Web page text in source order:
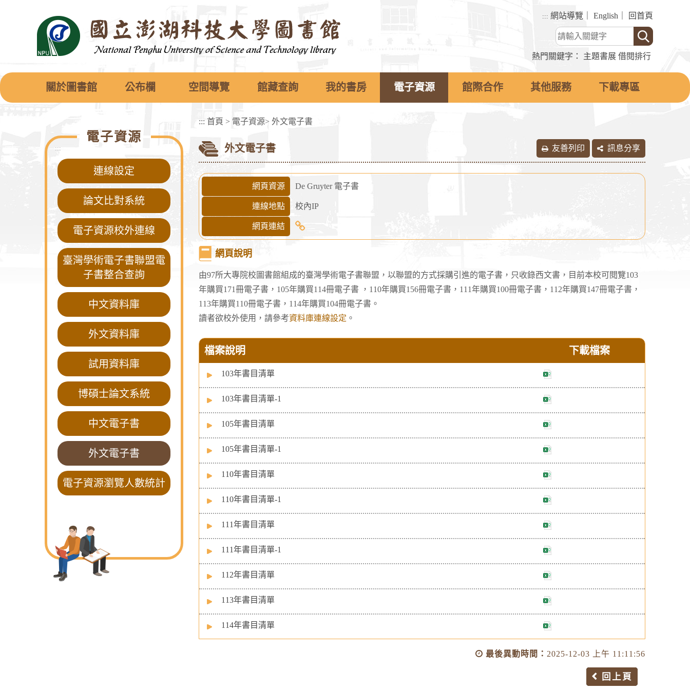
區
塊
::: 網站導覽 English 回首頁
熱門關鍵字： 主題書展 借閱排行
關於圖書館 公布欄 空間導覽 館藏查詢 我的書房 電子資源 館際合作 其他服務 下載專區
:::
電子資源
連線設定
論文比對系統
電子資源校外連線
臺灣學術電子書聯盟電
子書整合查詢
中文資料庫
外文資料庫
試用資料庫
博碩士論文系統
中文電子書
外文電子書
電子資源瀏覽人數統計
::: 首頁 > 電子資源> 外文電子書
外文電子書 友善列印 訊息分享
網頁資源 De Gruyter 電子書
連線地點 校內IP
網頁連結
Gruyter
子
網頁說明
由97所大專院校圖書館組成的臺灣學術電子書聯盟，以聯盟的方式採購引進的電子書，只收錄西文書，目前本校可閱覽103
年購買171冊電子書，105年購買114冊電子書 ，110年購買156冊電子書，111年購買100冊電子書，112年購買147冊電子書，
113年購買110冊電子書，114年購買104冊電子書。
讀者欲校外使用，請參考資料庫連線設定 。
檔案說明 下載檔案
103年書目清單
103年書目清單-1
105年書目清單
105年書目清單-1
110年書目清單
110年書目清單-1
111年書目清單
111年書目清單-1
112年書目清單
113年書目清單
114年書目清單
最後異動時間： 2025-12-03 上午 11:11:56
回上頁